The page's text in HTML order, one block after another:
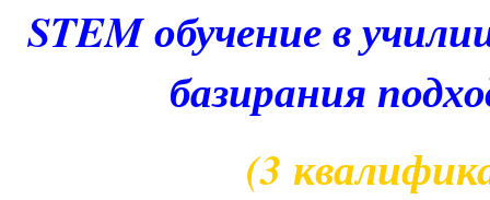
STEM обучение в
базирания
(3